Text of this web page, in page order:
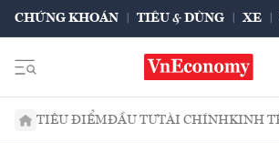
CHỨNG KHOÁN TIÊU & DÙNG XE
TIÊU ĐIỂMĐẦU TƯTÀI CHÍNHKINH